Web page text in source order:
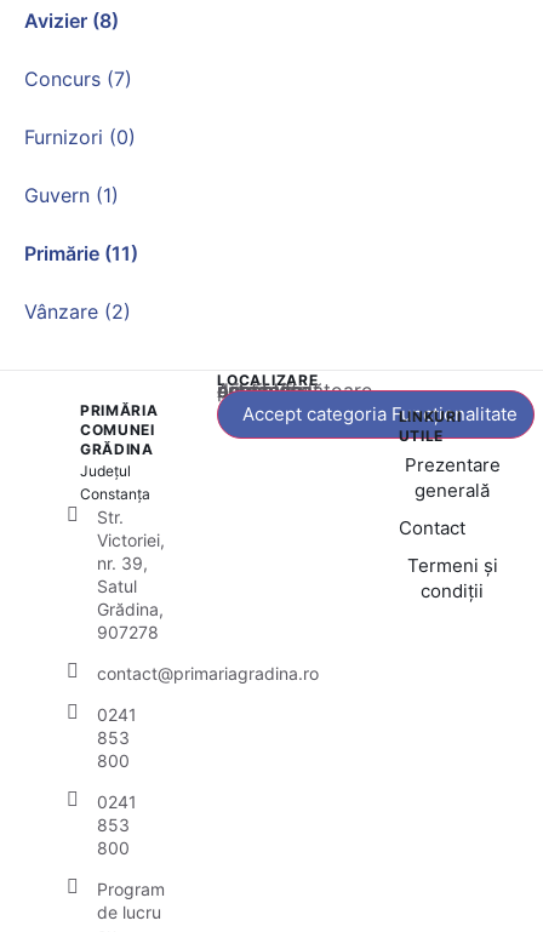
Avizier (8)
Concurs (7)
Furnizori (0)
Guvern (1)
Primărie (11)
Vânzare (2)
PRIMĂRIA
COMUNEI
GRĂDINA
Județul
Constanța
Str.
Victoriei,
nr. 39,
Satul
Grădina,
907278
contact@primariagradina.ro
0241
853
800
0241
853
800
Program
de lucru
LOCALIZARE
Acest conținut este blocat până când acceptați categoria corespunzătoare de cookie-uri.
Accept categoria Funcționalitate
LINKURI
UTILE
Prezentare
generală
Contact
Termeni și
condiții